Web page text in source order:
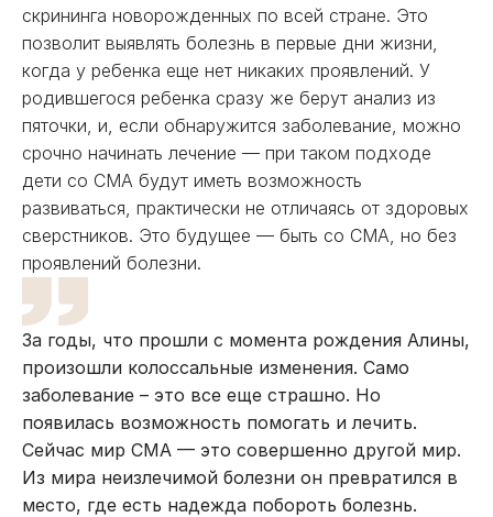
скрининга новорожденных по всей стране. Это
позволит выявлять болезнь в первые дни жизни,
когда у ребенка еще нет никаких проявлений. У
родившегося ребенка сразу же берут анализ из
пяточки, и, если обнаружится заболевание, можно
срочно начинать лечение — при таком подходе
дети со СМА будут иметь возможность
развиваться, практически не отличаясь от здоровых
сверстников. Это будущее — быть со СМА, но без
проявлений болезни.
За годы, что прошли с момента рождения Алины,
произошли колоссальные изменения. Само
заболевание – это все еще страшно. Но
появилась возможность помогать и лечить.
Сейчас мир СМА — это совершенно другой мир.
Из мира неизлечимой болезни он превратился в
место, где есть надежда побороть болезнь.